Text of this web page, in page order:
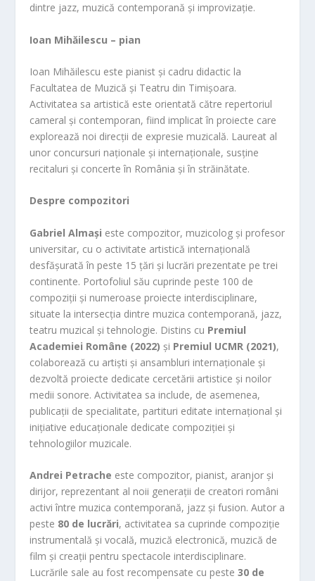
dintre jazz, muzică contemporană și improvizație.
Ioan Mihăilescu – pian
Ioan Mihăilescu este pianist și cadru didactic la
Facultatea de Muzică și Teatru din Timișoara.
Activitatea sa artistică este orientată către repertoriul
cameral și contemporan, fiind implicat în proiecte care
explorează noi direcții de expresie muzicală. Laureat al
unor concursuri naționale și internaționale, susține
recitaluri și concerte în România și în străinătate.
Despre compozitori
Gabriel Almași este compozitor, muzicolog și profesor
universitar, cu o activitate artistică internațională
desfășurată în peste 15 țări și lucrări prezentate pe trei
continente. Portofoliul său cuprinde peste 100 de
compoziții și numeroase proiecte interdisciplinare,
situate la intersecția dintre muzica contemporană, jazz,
teatru muzical și tehnologie. Distins cu Premiul
Academiei Române (2022) și Premiul UCMR (2021),
colaborează cu artiști și ansambluri internaționale și
dezvoltă proiecte dedicate cercetării artistice și noilor
medii sonore. Activitatea sa include, de asemenea,
publicații de specialitate, partituri editate internațional și
inițiative educaționale dedicate compoziției și
tehnologiilor muzicale.
Andrei Petrache este compozitor, pianist, aranjor și
dirijor, reprezentant al noii generații de creatori români
activi între muzica contemporană, jazz și fusion. Autor a
peste 80 de lucrări, activitatea sa cuprinde compoziție
instrumentală și vocală, muzică electronică, muzică de
film și creații pentru spectacole interdisciplinare.
Lucrările sale au fost recompensate cu peste30 de